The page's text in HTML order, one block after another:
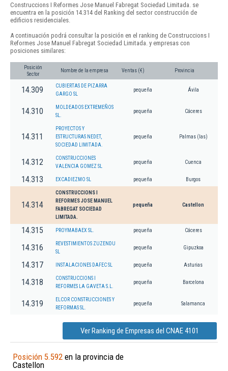
Construccions I Reformes Jose Manuel Fabregat Sociedad Limitada. se
encuentra en la posición 14.314 del Ranking del sector construcción de
edificios residenciales.
A continuación podrá consultar la posición en el ranking de Construccions I
Reformes Jose Manuel Fabregat Sociedad Limitada. y empresas con
posiciones similares:
Posición
Sector
Nombre de la empresa Ventas (€) Provincia
14.309
CUBIERTAS DE PIZARRA
GARGO SL
pequeña Ávila
14.310
MOLDEADOS EXTREMEÑOS
SL.
pequeña Cáceres
14.311
PROYECTOS Y
ESTRUCTURAS NEDET,
SOCIEDAD LIMITADA.
pequeña Palmas (las)
14.312
CONSTRUCCIONES
VALENCIA GOMEZ SL
pequeña Cuenca
14.313 EXCADIEZMO SL pequeña Burgos
14.314
CONSTRUCCIONS I
REFORMES JOSE MANUEL
FABREGAT SOCIEDAD
LIMITADA.
pequeña Castellon
14.315 PROYMABAEX SL. pequeña Cáceres
14.316
REVESTIMIENTOS ZUZENDU
SL
pequeña Gipuzkoa
14.317 INSTALACIONES DAFEC SL pequeña Asturias
14.318
CONSTRUCCIONS I
REFORMES LA GAVETA S.L.
pequeña Barcelona
14.319
ELCOR CONSTRUCCIONES Y
REFORMAS SL.
pequeña Salamanca
Ver Ranking de Empresas del CNAE 4101
Posición 5.592 en la provincia de
Castellon